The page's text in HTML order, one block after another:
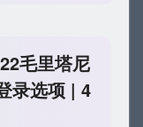
毛里塔尼
录选项 | 4